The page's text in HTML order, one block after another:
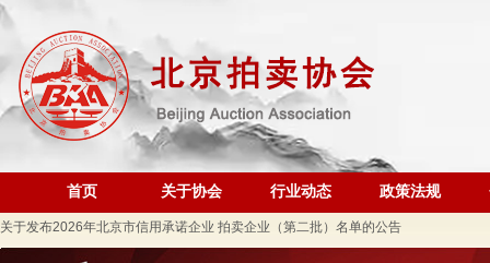
首页 关于协会 行业动态 政策法规
规范运营强基础 跨业合作促发展——联合党委第六联合党支部到北京国际会议展览
关于发布《北京地区文物艺术品拍卖佣（酬）金标准调查报告》的通知
“协会+媒体+法律联动”助力企业发展系列活动之十 ——走进会员单位北京恒泰博车
关于做好夏季防暑降温及汛期安全生产工作的通知
党建引领促发展 走访调研谋新篇 ——联合党委第六联合党支部走访北京市国际技术
关于发布2026年北京市信用承诺企业 拍卖企业（第二批）名单的公告
党建领航商旅融合，联动赋能行业发展——联合党委组织开展“七一”主题党日活动